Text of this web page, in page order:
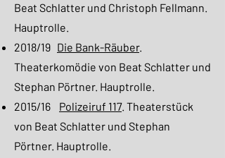
Beat Schlatter und Christoph Fellmann.
Hauptrolle.
2018/19 Die Bank-Räuber.
Theaterkomödie von Beat Schlatter und
Stephan Pörtner. Hauptrolle.
2015/16 Polizeiruf 117. Theaterstück
von Beat Schlatter und Stephan
Pörtner. Hauptrolle.